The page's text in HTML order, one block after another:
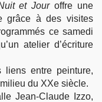
et Jouroffre une
grâce à des visites
ce samedi
atelier d’écriture
liens entre peinture,
du XXe siècle.
Jean-Claude Izzo,